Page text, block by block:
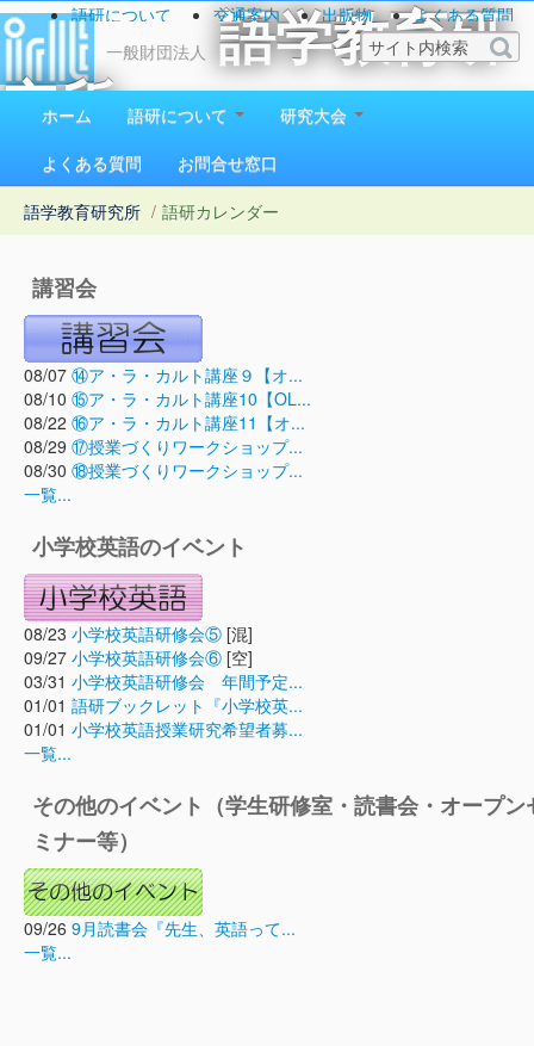
一般財団法人
語学教育研
究所
1923（大正12）年創立
語研について 交通案内 出版物
よくある質問
お問い合わせ
ホーム 語研について
研究大会
よくある質問
お問合せ窓口
語学教育研究所 / 語研カレンダー
講習会
08/07 ⑭ア・ラ・カルト講座９【オ...
08/10 ⑮ア・ラ・カルト講座10【OL...
08/22 ⑯ア・ラ・カルト講座11【オ...
08/29 ⑰授業づくりワークショップ...
08/30 ⑱授業づくりワークショップ...
一覧...
小学校英語のイベント
08/23 小学校英語研修会⑤ [混]
09/27 小学校英語研修会⑥ [空]
03/31 小学校英語研修会 年間予定...
01/01 語研ブックレット『小学校英...
01/01 小学校英語授業研究希望者募...
一覧...
その他のイベント（学生研修室・読書会・オープン
ミナー等）
09/26 9月読書会『先生、英語って...
一覧...